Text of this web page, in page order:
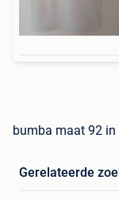
bumba maat 92
Gerelateerde